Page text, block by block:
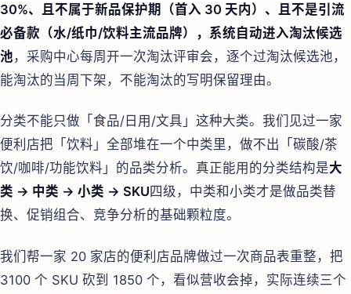
30%、且不属于新品保护期（首入 30 天内）、且不是引流
必备款（水/纸巾/饮料主流品牌），系统自动进入淘汰候选
池 ，采购中心每周开一次淘汰评审会，逐个过淘汰候选池，
能淘汰的当周下架，不能淘汰的写明保留理由。
分类不能只做「食品/日用/文具」这种大类。我们见过一家
便利店把「饮料」全部堆在一个中类里，做不出「碳酸/茶
饮/咖啡/功能饮料」的品类分析。真正能用的分类结构是大
类 → 中类 → 小类 → SKU四级，中类和小类才是做品类替
换、促销组合、竞争分析的基础颗粒度。
我们帮一家 20 家店的便利店品牌做过一次商品表重整，把
3100 个 SKU 砍到 1850 个，看似营收会掉，实际连续三个